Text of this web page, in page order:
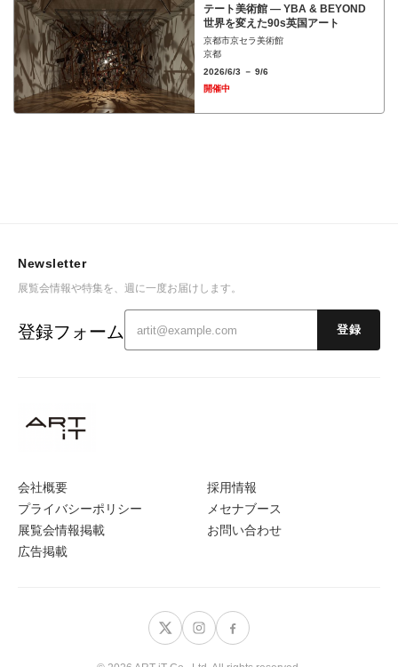
テート美術館 ― YBA & BEYOND
世界を変えた90s英国アート
京都市京セラ美術館
京都
2026/6/3 － 9/6
開催中
会社概要
プライバシーポリシー
展覧会情報掲載
広告掲載
採用情報
メセナブース
お問い合わせ
Newsletter
展覧会情報や特集を、週に一度お届けします。
登録フォーム 登録